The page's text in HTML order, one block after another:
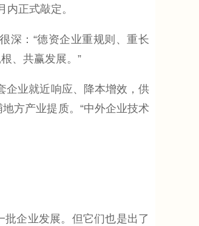
正式敲定。
深：“德资企业重规则、重长
、共赢发展。”
企业就近响应、降本增效，供
方产业提质。“中外企业技术
企业发展。但它们也是出了